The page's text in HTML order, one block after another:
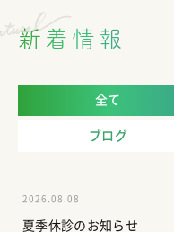
新着情報
全て
ブログ
2026.08.08
夏季休診のお知らせ